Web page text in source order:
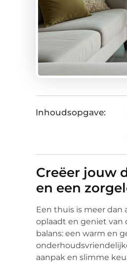
Inhoudsopgave:
Creëer jouw
en een
Een thuis is meer dan
oplaadt en geniet van
balans: een warm en
aanpak en slimme